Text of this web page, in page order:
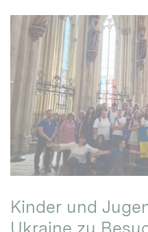
Kinder und